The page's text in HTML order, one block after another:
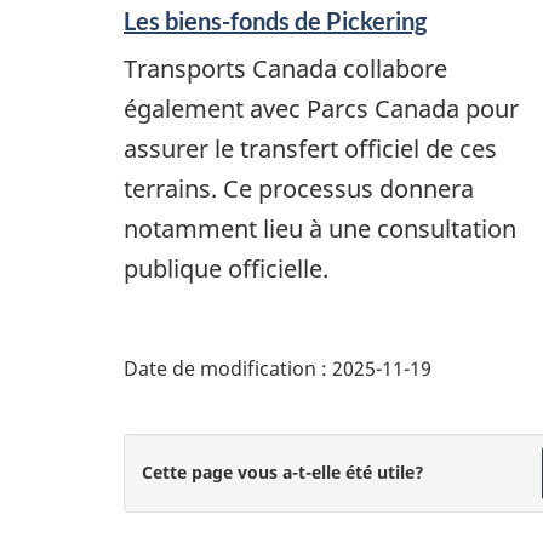
Les biens-fonds de Pickering
Transports Canada collabore
également avec Parcs Canada pour
assurer le transfert officiel de ces
terrains. Ce processus donnera
notamment lieu à une consultation
publique officielle.
Date de modification : 2025-11-19
Cette page vous a-t-elle été utile?